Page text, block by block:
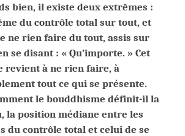
bien, il existe deux extrêmes :
du contrôle total sur tout, et
ne rien faire du tout, assis sur
se disant : « Qu’importe. » Cet
revient à ne rien faire, à
tout ce qui se présente.
le bouddhisme définit-il la
la position médiane entre les
du contrôle total et celui de se